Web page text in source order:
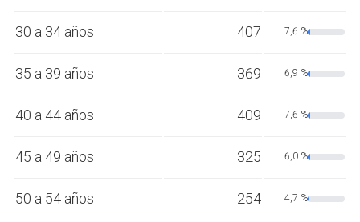
30 a 34 años 407 7,6 %
35 a 39 años 369 6,9 %
40 a 44 años 409 7,6 %
45 a 49 años 325 6,0 %
50 a 54 años 254 4,7 %